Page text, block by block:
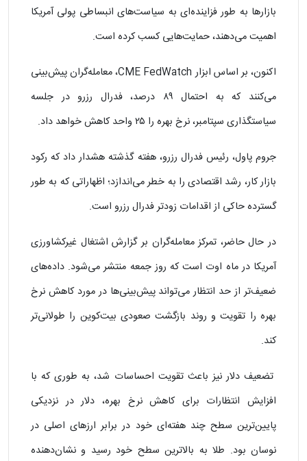
بازارها به طور فزاینده‌ای به سیاست‌های انبساطی پولی آمریکا
اهمیت می‌دهند، حمایت‌هایی کسب کرده است.
اکنون، بر اساس ابزار CME FedWatch، معامله‌گران پیش‌بینی
می‌کنند که به احتمال ۸۹ درصد، فدرال رزرو در جلسه
سیاستگذاری سپتامبر، نرخ بهره را ۲۵ واحد کاهش خواهد داد.
جروم پاول، رئیس فدرال رزرو، هفته گذشته هشدار داد که رکود
بازار کار، رشد اقتصادی را به خطر می‌اندازد؛ اظهاراتی که به طور
گسترده حاکی از اقدامات زودتر فدرال رزرو است.
در حال حاضر، تمرکز معامله‌گران بر گزارش اشتغال غیرکشاورزی
آمریکا در ماه اوت است که روز جمعه منتشر می‌شود. داده‌های
ضعیف‌تر از حد انتظار می‌تواند پیش‌بینی‌ها در مورد کاهش نرخ
بهره را تقویت و روند بازگشت صعودی بیت‌کوین را طولانی‌تر
کند.
تضعیف دلار نیز باعث تقویت احساسات شد، به طوری که با
افزایش انتظارات برای کاهش نرخ بهره، دلار در نزدیکی
پایین‌ترین سطح چند هفته‌ای خود در برابر ارزهای اصلی در
نوسان بود. طلا به بالاترین سطح خود رسید و نشان‌دهنده